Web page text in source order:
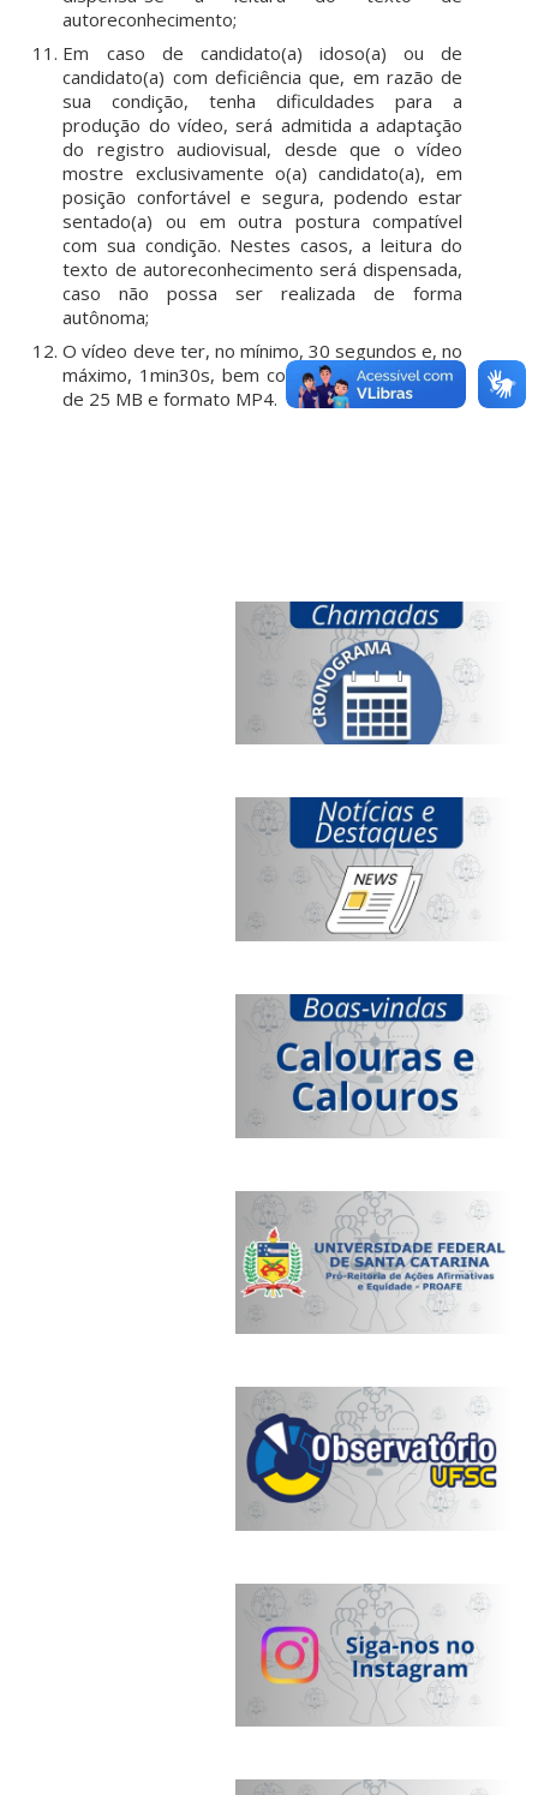
autoreconhecimento;
Em caso de candidato(a) idoso(a) ou de
candidato(a) com deficiência que, em razão de
sua condição, tenha dificuldades para a
produção do vídeo, será admitida a adaptação
do registro audiovisual, desde que o vídeo
mostre exclusivamente o(a) candidato(a), em
posição confortável e segura, podendo estar
sentado(a) ou em outra postura compatível
com sua condição. Nestes casos, a leitura do
texto de autoreconhecimento será dispensada,
caso não possa ser realizada de forma
autônoma;
O vídeo deve ter, no mínimo, 30 segundos e, no
máximo, 1min30s, bem como tamanho máximo
de 25 MB e formato MP4.